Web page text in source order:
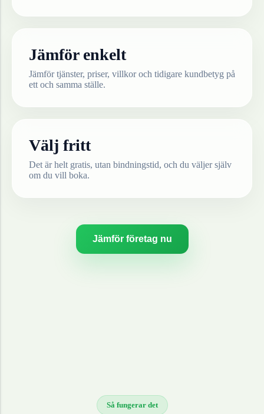
Jämför enkelt
Jämför tjänster, priser, villkor och tidigare kundbetyg på
ett och samma ställe.
Välj fritt
Det är helt gratis, utan bindningstid, och du väljer själv
om du vill boka.
Jämför företag nu
Så fungerar det